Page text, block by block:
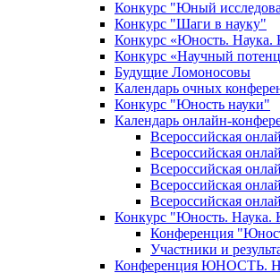
Конкурс "Юный
Конкурс "Шаги в науку"
Конкурс «Юность. Наука.
Конкурс «Научный
Будущие Ломоносовы
Календарь очных
Конкурс "Юность науки"
Календарь онлайн-
Всероссийская
Всероссийская
Всероссийская
Всероссийская
Всероссийская
Конкурс "Юность. Наука.
Конференция
Участники и
Конференция